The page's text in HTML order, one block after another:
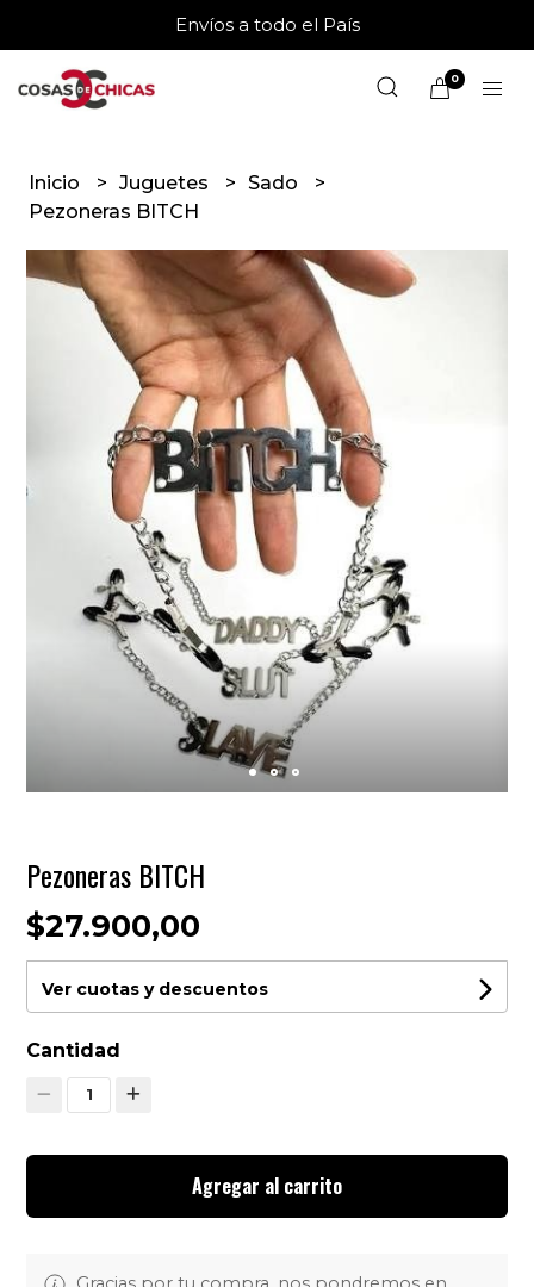
Envíos a todo el País
0
Inicio Juguetes
Sado
Pezoneras BITCH
Pezoneras BITCH
$27.900,00
Ver cuotas y descuentos
Cantidad
1
Agregar al carrito